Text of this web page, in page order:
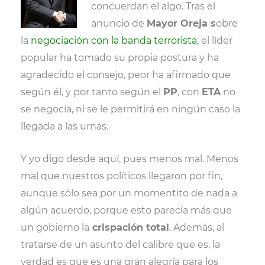
r
)
concuerdan el algo. Tras el
anuncio de Mayor Oreja sobre
la negociación con la banda terrorista, el líder
popular ha tomado su propia postura y ha
agradecido el consejo, peor ha afirmado que
según él, y por tanto según el
PP, con ETAno
se negocia, ni se le permitirá en ningún caso la
llegada a las urnas.
Y yo digo desde aquí, pues menos mal. Menos
mal que nuestros políticos llegaron por fin,
aunque sólo sea por un momentito de nada a
algún acuerdo, porque esto parecía más que
un gobierno la crispación total. Además, al
tratarse de un asunto del calibre que es, la
verdad es que es una gran alegría para los